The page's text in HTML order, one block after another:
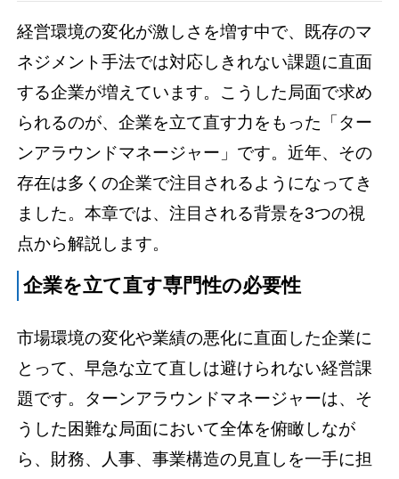
経営環境の変化が激しさを増す中で、既存のマ
ネジメント手法では対応しきれない課題に直面
する企業が増えています。こうした局面で求め
られるのが、企業を立て直す力をもった「ター
ンアラウンドマネージャー」です。近年、その
存在は多くの企業で注目されるようになってき
ました。本章では、注目される背景を3つの視
点から解説します。
企業を立て直す専門性の必要性
市場環境の変化や業績の悪化に直面した企業に
とって、早急な立て直しは避けられない経営課
題です。ターンアラウンドマネージャーは、そ
うした困難な局面において全体を俯瞰しなが
ら、財務、人事、事業構造の見直しを一手に担